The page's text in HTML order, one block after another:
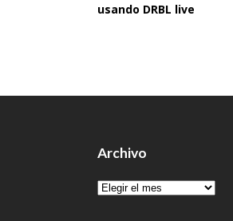
usando DRBL live
Archivo
Archivo